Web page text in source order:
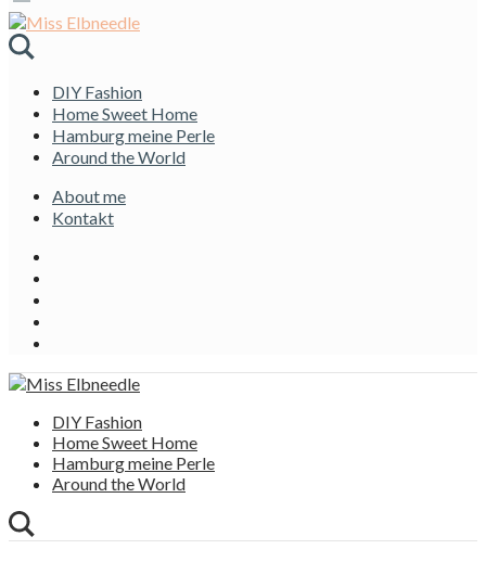
DIY Fashion
Home Sweet Home
Hamburg meine Perle
Around the World
About me
Kontakt
DIY Fashion
Home Sweet Home
Hamburg meine Perle
Around the World